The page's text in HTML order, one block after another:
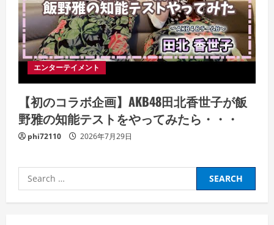
エンターテイメント
【初のコラボ企画】AKB48田北香世子が飯
野雅の知能テストをやってみたら・・・
phi72110 2026年7月29日
Search
for: